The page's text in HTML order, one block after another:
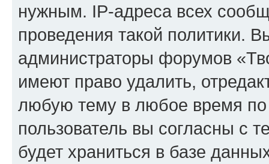
нужным. IP-адреса всех
проведения такой политики.
администраторы форумов
имеют право удалить,
любую тему в любое время
пользователь вы согласны с
будет храниться в базе